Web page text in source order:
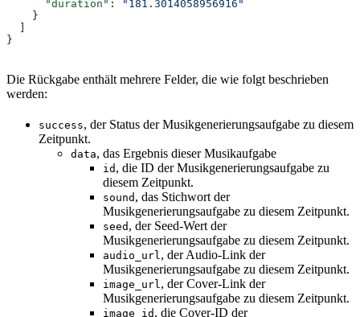
      "duration"
:
"181.3014058956916"
    }
  ]
}
Die Rückgabe enthält mehrere Felder, die wie folgt beschrieben
werden:
success, der Status der Musikgenerierungsaufgabe zu diesem
Zeitpunkt.
data, das Ergebnis dieser Musikaufgabe
id , die ID der Musikgenerierungsaufgabe zu
diesem Zeitpunkt.
sound , das Stichwort der
Musikgenerierungsaufgabe zu diesem Zeitpunkt.
seed , der Seed-Wert der
Musikgenerierungsaufgabe zu diesem Zeitpunkt.
audio_url , der Audio-Link der
Musikgenerierungsaufgabe zu diesem Zeitpunkt.
image_url , der Cover-Link der
Musikgenerierungsaufgabe zu diesem Zeitpunkt.
image_id , die Cover-ID der